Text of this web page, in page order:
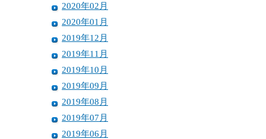
2020年02月
2020年01月
2019年12月
2019年11月
2019年10月
2019年09月
2019年08月
2019年07月
2019年06月